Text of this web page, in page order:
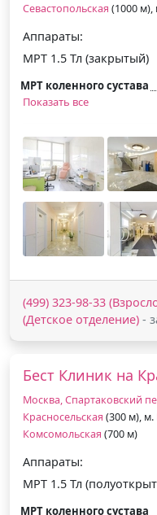
Севастопольская (1000 м),
Аппараты:
МРТ 1.5 Тл (закрытый)
МРТ коленного сустава
Показать все
(499) 323-98-33
(Детское отделение) -
Бест Клиник на
Москва, Спартаковский
Красносельская (300 м), м.
Комсомольская (700 м)
Аппараты:
МРТ 1.5 Тл
МРТ коленного сустава